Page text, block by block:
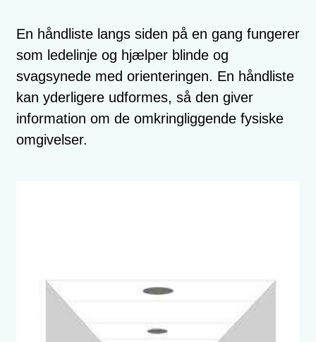
En håndliste langs siden på en gang fungerer
som ledelinje og hjælper blinde og
svagsynede med orienteringen. En håndliste
kan yderligere udformes, så den giver
information om de omkringliggende fysiske
omgivelser.